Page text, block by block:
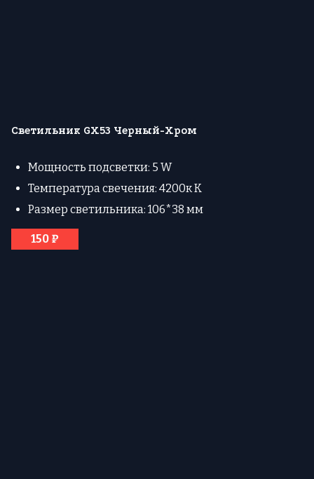
Светильник GX53 Черный-Хром
Мощность подсветки: 5 W
Температура свечения: 4200к К
Размер светильника: 106*38 мм
150 ₽